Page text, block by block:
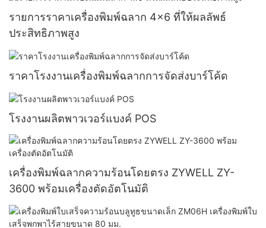
รายการราคาเครื่องพิมพ์ฉลาก 4x6 ที่ให้ผลลัพธ์
ประสิทธิภาพสูง
ราคาโรงงานเครื่องพิมพ์ฉลากการจัดส่งบาร์โค้ด
โรงงานผลิตพาวเวอร์แบงค์ POS
เครื่องพิมพ์ฉลากความร้อนโดยตรง ZYWELL ZY-
3600 พร้อมเครื่องตัดอัตโนมัติ